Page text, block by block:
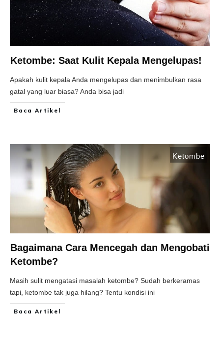
Ketombe: Saat Kulit Kepala Mengelupas!
Apakah kulit kepala Anda mengelupas dan menimbulkan rasa
gatal yang luar biasa? Anda bisa jadi
Baca Artikel
Ketombe
Bagaimana Cara Mencegah dan Mengobati
Ketombe?
Masih sulit mengatasi masalah ketombe? Sudah berkeramas
tapi, ketombe tak juga hilang? Tentu kondisi ini
Baca Artikel